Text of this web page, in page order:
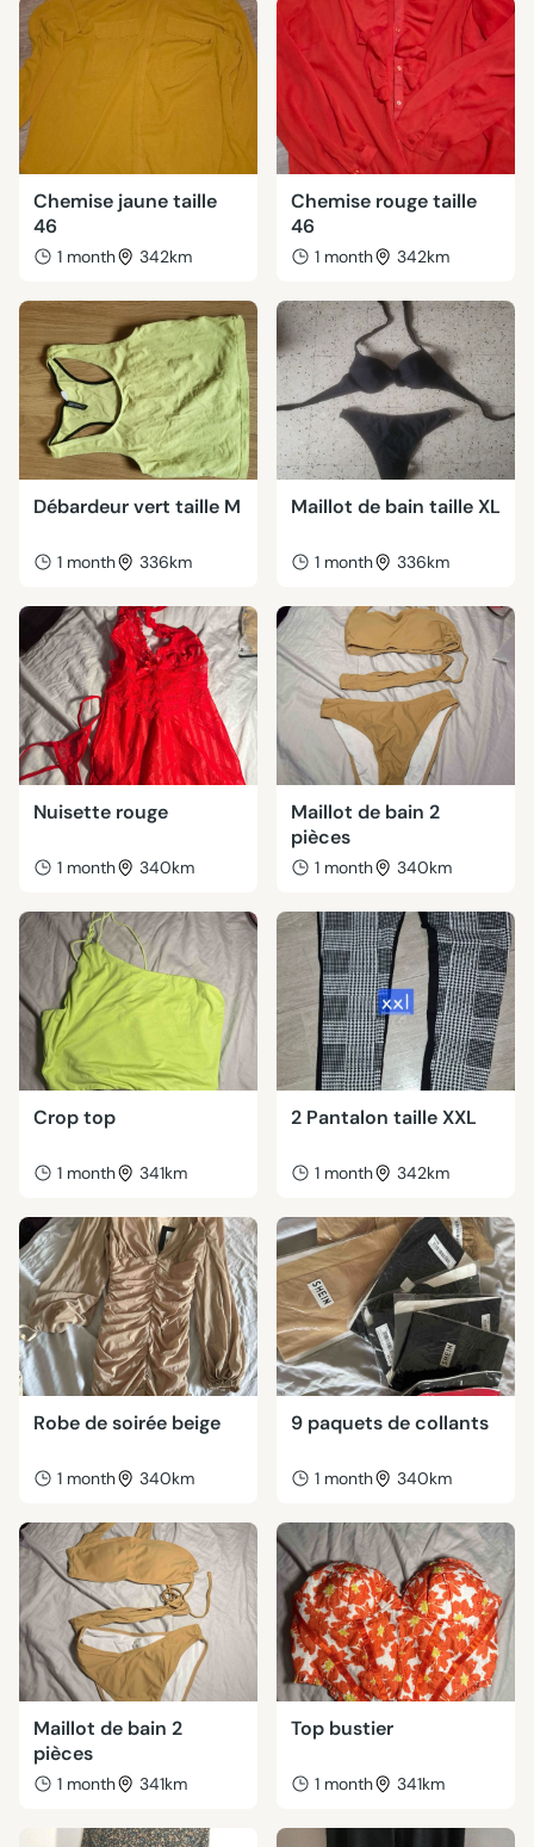
Chemise jaune taille
46
1 month 342km
Chemise rouge taille
46
1 month 342km
Débardeur vert taille M
1 month 336km
Maillot de bain taille XL
1 month 336km
Nuisette rouge
1 month 340km
Maillot de bain 2
pièces
1 month 340km
Crop top
1 month 341km
2 Pantalon taille XXL
1 month 342km
Robe de soirée beige
1 month 340km
9 paquets de collants
1 month 340km
Maillot de bain 2
pièces
1 month 341km
Top bustier
1 month 341km